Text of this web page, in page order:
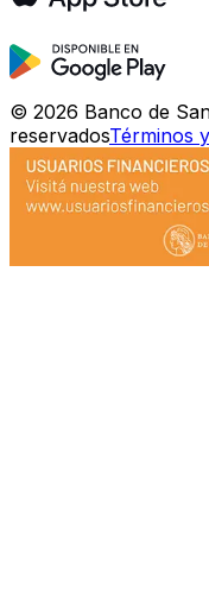
© 2026 Banco de
reservadosTérminos